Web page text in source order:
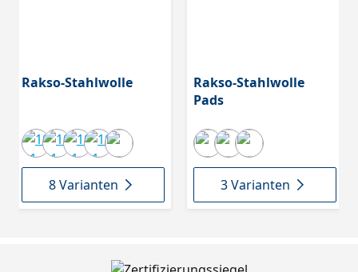
Rakso-Stahlwolle
8 Varianten
Rakso-Stahlwolle
Pads
3 Varianten